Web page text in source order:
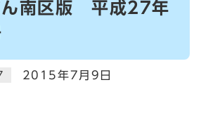
ん南区版 平成27年
2015年7月9日